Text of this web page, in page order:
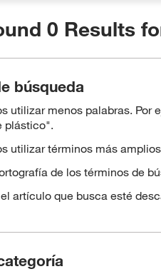
0 Results
búsqueda
utilizar menos palabras. Por
plástico".
utilizar términos más
de los términos de
artículo que busca esté